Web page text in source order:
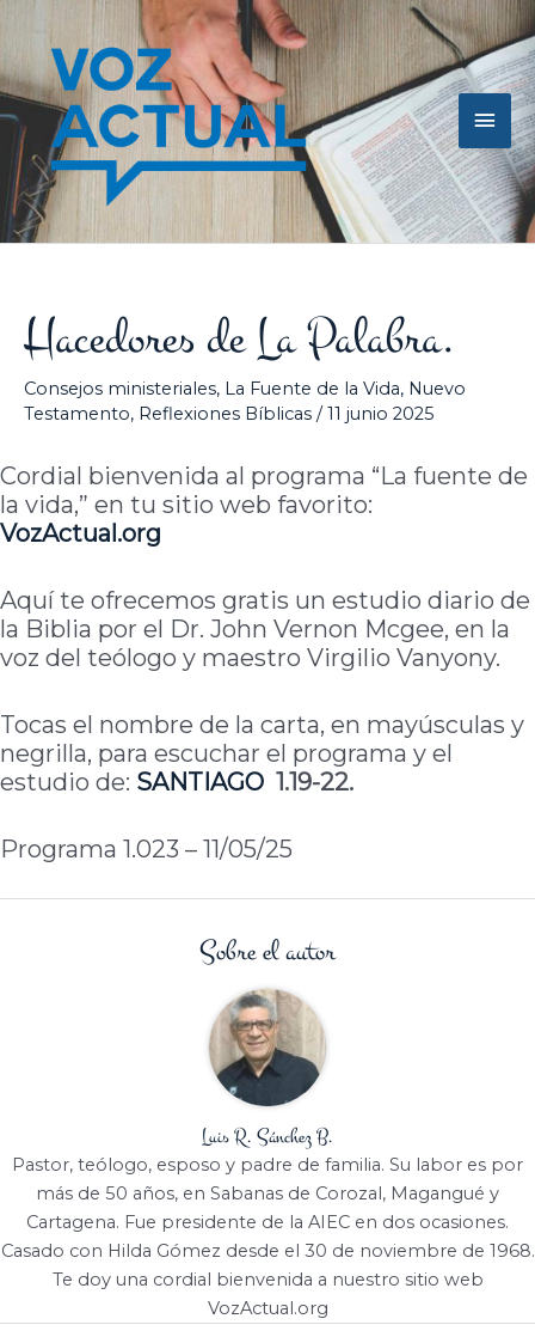
contenido
Hacedores de La Palabra.
Consejos ministeriales, La Fuente de la Vida, Nuevo
Testamento, Reflexiones Bíblicas /11 junio 2025
Cordial bienvenida al programa “La fuente de
la vida,” en tu sitio web favorito:
VozActual.org
Aquí te ofrecemos gratis un estudio diario de
la Biblia por el Dr. John Vernon Mcgee, en la
voz del teólogo y maestro Virgilio Vanyony.
Tocas el nombre de la carta, en mayúsculas y
negrilla, para escuchar el programa y el
estudio de: SANTIAGO 1.19-22.
Programa 1.023 – 11/05/25
Sobre el autor
Luis R. Sánchez B.
Pastor, teólogo, esposo y padre de familia. Su labor es por
más de 50 años, en Sabanas de Corozal, Magangué y
Cartagena. Fue presidente de la AIEC en dos ocasiones.
Casado con Hilda Gómez desde el 30 de noviembre de 1968.
Te doy una cordial bienvenida a nuestro sitio web
VozActual.org